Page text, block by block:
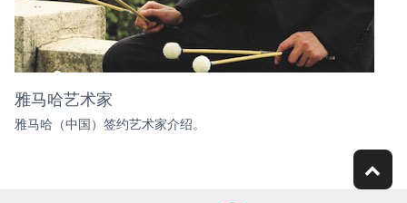
雅马哈艺术家
雅马哈（中国）签约艺术家介绍。